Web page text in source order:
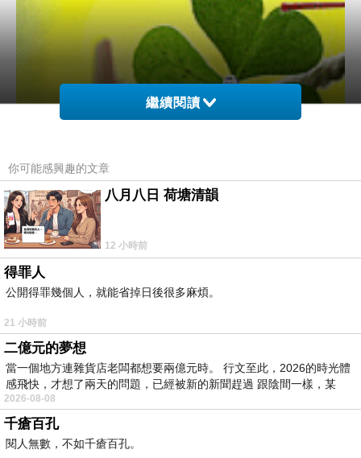
繼續閱讀
你可能感興趣的文章
八月八日 荷塘清韻
12 小時前
得罪人
公開得罪幾個人，就能省掉日後很多麻煩。
21 小時前
二億元的夢想
當一個地方連雜貨店老闆都想要兩億元時。 行文至此，2026的時光體
感飛快，才想了兩天的問題，已經被新的新聞趕過 跟陰間一樣，某
2026-08-08
千瘡百孔
閱人無數，不如千瘡百孔。